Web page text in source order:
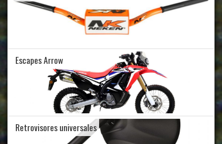
Escapes Arrow
Retrovisores universales